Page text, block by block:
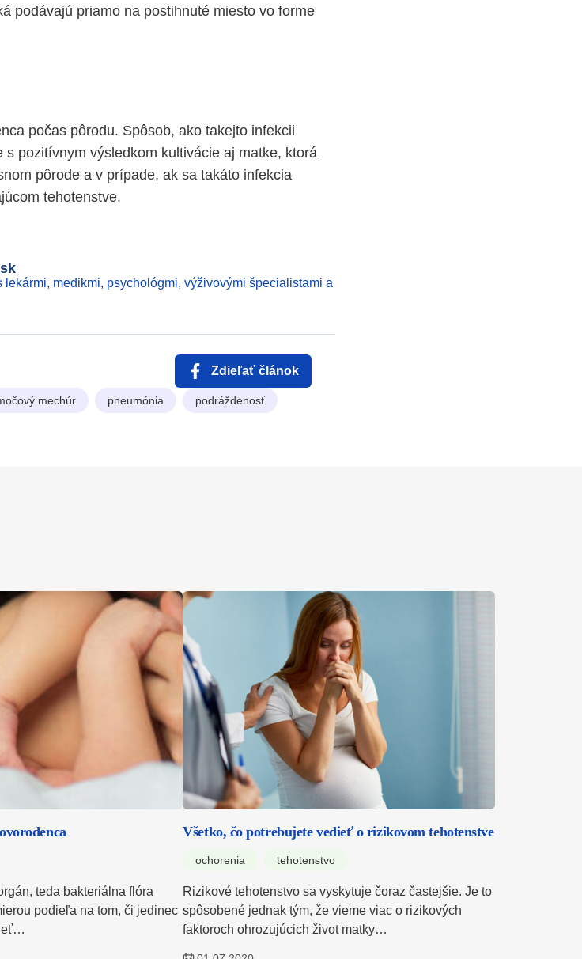
podávajú priamo na postihnuté miesto vo forme
počas pôrodu. Spôsob, ako takejto infekcii
pozitívnym výsledkom kultivácie aj matke, ktorá
pôrode a v prípade, ak sa takáto infekcia
tehotenstve.
lekármi, medikmi, psychológmi, výživovými špecialistami a
Zdieľať článok
mechúr pneumónia podráždenosť
teda bakteriálna flóra
podieľa na tom, či jedinec
Všetko, čo potrebujete vedieť o rizikovom tehotenstve
ochorenia tehotenstvo
Rizikové tehotenstvo sa vyskytuje čoraz častejšie. Je to
spôsobené jednak tým, že vieme viac o rizikových
faktoroch ohrozujúcich život matky…